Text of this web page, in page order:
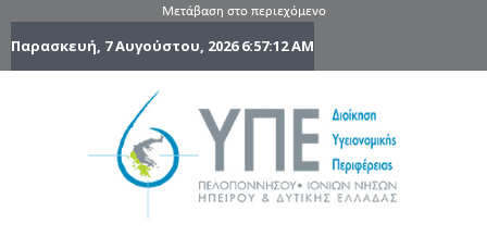
Μετάβαση στο περιεχόμενο
Παρασκευή, 7 Αυγούστου, 20266:57:12 AM